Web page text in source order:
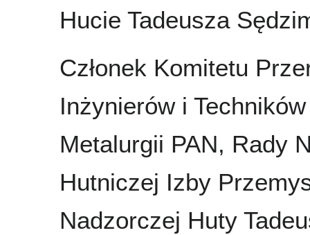
Hucie Tadeusza
Członek Komitetu
Inżynierów i
Metalurgii PAN, Rady
Hutniczej Izby
Nadzorczej Huty